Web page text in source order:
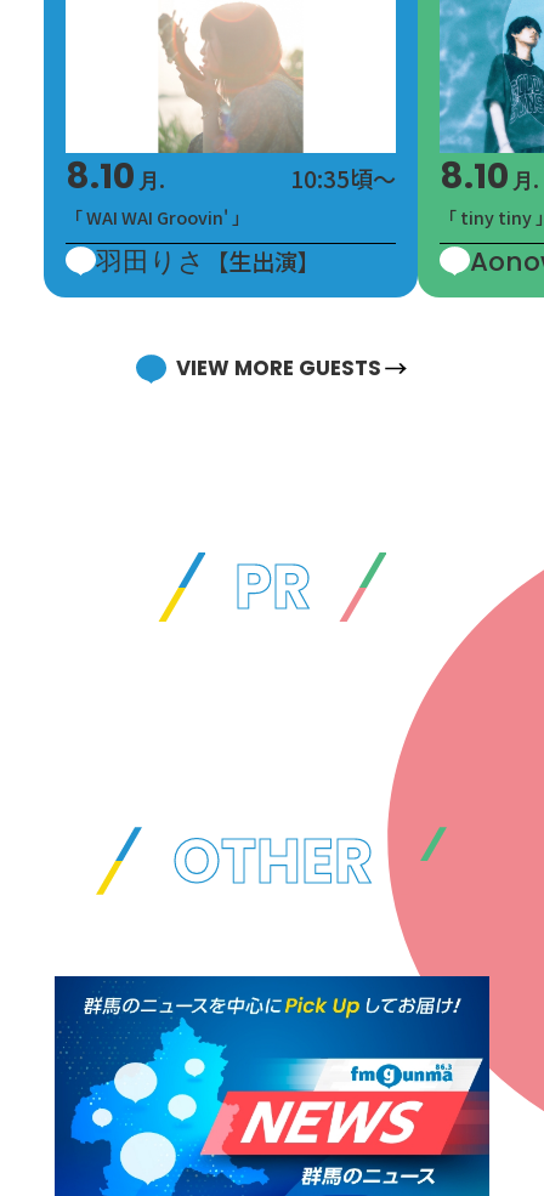
松田晋二（THE BACK HORN）
箭内道彦
28:00
FAMILY DISCO
DJ OSSHY
28:00
29:00
MUSIC LAUGH MIX（再）
8.10 月. 10:35頃～
「 WAI WAI Groovin' 」
羽田りさ 【生出演】
8.10 月.
「 tiny tiny
VIEW MORE GUESTS
PR
OTHER